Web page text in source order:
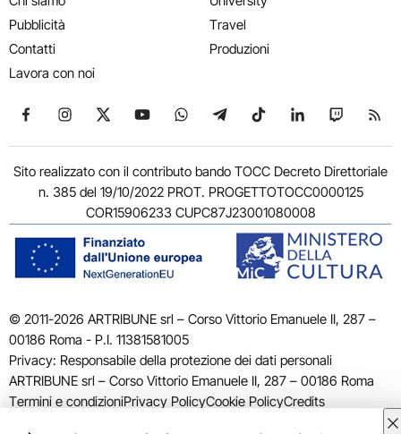
Pubblicità
Contatti
Lavora con noi
Travel
Produzioni
Seguici su Facebook
Seguici su Instagram
Seguici su X
Seguici su YouTube
Seguici su WhatsApp
Seguici su Telegram
Seguici su TikTok
Seguici su
Seguici
Sito realizzato con il contributo bando TOCC Decreto Direttoriale
n. 385 del 19/10/2022 PROT. PROGETTOTOCC0000125
COR15906233 CUPC87J23001080008
© 2011-2026 ARTRIBUNE srl – Corso Vittorio Emanuele II, 287 –
00186 Roma - P.I. 11381581005
Privacy: Responsabile della protezione dei dati personali
ARTRIBUNE srl – Corso Vittorio Emanuele II, 287 – 00186 Roma
Termini e condizioniPrivacy PolicyCookie PolicyCredits